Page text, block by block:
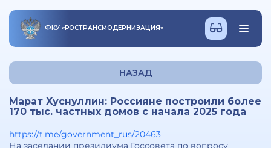
ФКУ «РОСТРАНСМОДЕРНИЗАЦИЯ»
НАЗАД
Марат Хуснуллин: Россияне построили более
170 тыс. частных домов с начала 2025 года
https://t.me/government_rus/20463
На заседании президиума Госсовета по вопросу